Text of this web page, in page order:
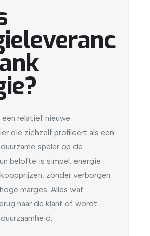
een relatief nieuwe
die zichzelf profileert als een
speler op de
belofte is simpel: energie
zonder verborgen
marges. Alles wat
naar de klant of wordt